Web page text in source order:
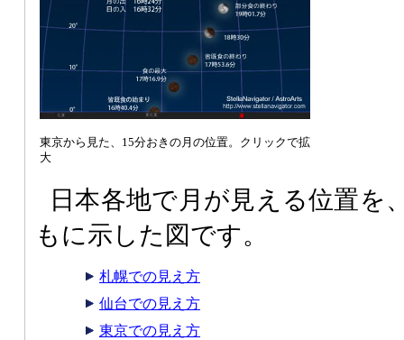
東京から見た、15分おきの月の位置。クリックで拡
大
日本各地で月が見える位置を
もに示した図です。
札幌での見え方
仙台での見え方
東京での見え方